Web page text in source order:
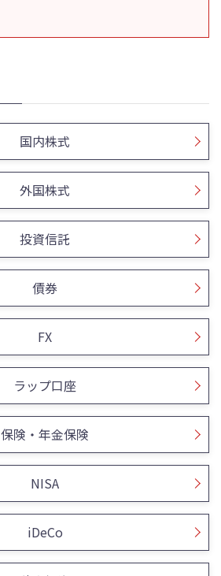
国内株式
外国株式
投資信託
債券
FX
ラップ口座
保険・年金保険
NISA
iDeCo